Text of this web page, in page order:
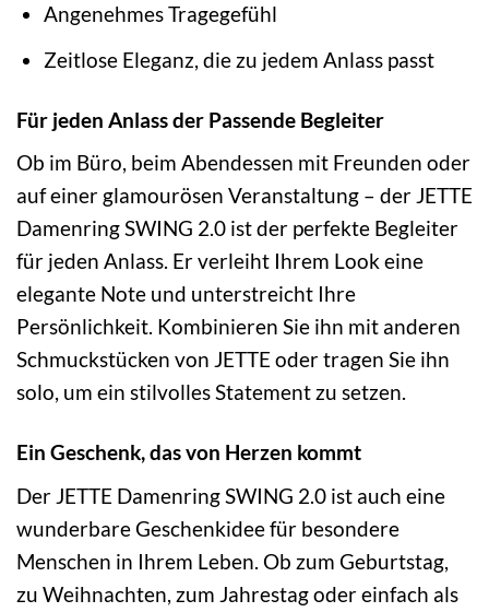
Angenehmes Tragegefühl
Zeitlose Eleganz, die zu jedem Anlass passt
Für jeden Anlass der Passende Begleiter
Ob im Büro, beim Abendessen mit Freunden oder
auf einer glamourösen Veranstaltung – der JETTE
Damenring SWING 2.0 ist der perfekte Begleiter
für jeden Anlass. Er verleiht Ihrem Look eine
elegante Note und unterstreicht Ihre
Persönlichkeit. Kombinieren Sie ihn mit anderen
Schmuckstücken von JETTE oder tragen Sie ihn
solo, um ein stilvolles Statement zu setzen.
Ein Geschenk, das von Herzen kommt
Der JETTE Damenring SWING 2.0 ist auch eine
wunderbare Geschenkidee für besondere
Menschen in Ihrem Leben. Ob zum Geburtstag,
zu Weihnachten, zum Jahrestag oder einfach als